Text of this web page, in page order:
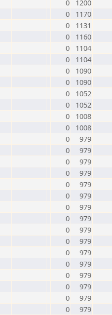
0
1200
0
1170
0
1131
0
1160
0
1104
0
1104
0
1090
0
1090
0
1052
0
1052
0
1008
0
1008
0
979
0
979
0
979
0
979
0
979
0
979
0
979
0
979
0
979
0
979
0
979
0
979
0
979
0
979
0
979
0
979